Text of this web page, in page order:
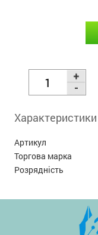
Характеристики
Артикул
Торгова марка
Розрядність